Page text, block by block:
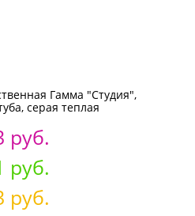
Гамма "Студия",
серая теплая
руб.
руб.
руб.